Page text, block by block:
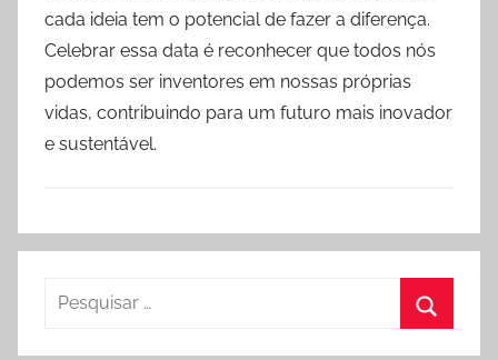
cada ideia tem o potencial de fazer a diferença.
Celebrar essa data é reconhecer que todos nós
podemos ser inventores em nossas próprias
vidas, contribuindo para um futuro mais inovador
e sustentável.
Pesquisar